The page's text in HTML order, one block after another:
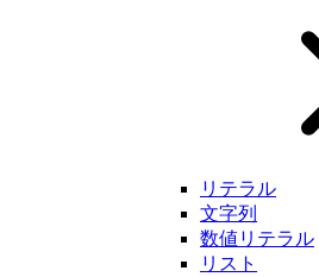
リテラル
文字列
数値リテラル
リスト